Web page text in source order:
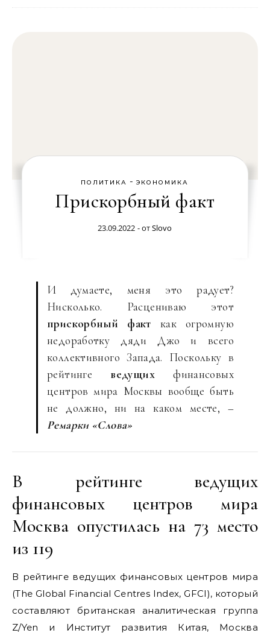
ПОЛИТИКА - ЭКОНОМИКА
Прискорбный факт
23.09.2022 - отSlovo
И думаете, меня это радует?
Нисколько. Расцениваю этот
прискорбный факт как огромную
недоработку дяди Джо и всего
коллективного Запада. Поскольку в
рейтинге ведущихфинансовых
центров мира Москвы вообще быть
не должно, ни на каком месте, –
Ремарки «Слова»
В рейтинге ведущих
финансовых центров мира
Москва опустилась на 73 место
из 119
В рейтинге ведущих финансовых центров мира
(The Global Financial Centres Index, GFCI), который
составляют британская аналитическая группа
Z/Yen и Институт развития Китая, Москва